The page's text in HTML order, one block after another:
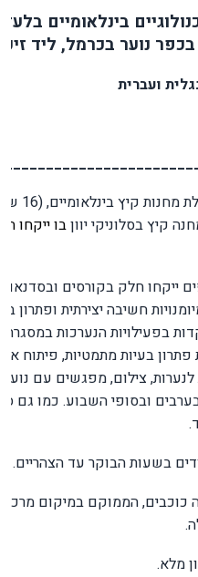
בינלאומיים
ועברית
קיץ בסלוניקי יווןבו ייקחו
ייקחו חלק בקורסים
חשיבה יצירתית ופתרון
בפעילויות הנערכות
בעיות מתמטיות, פיתוח
צילום, מפגשים עם
ובסופי השבוע. כמו גם
הממוקם במיקום מרכזי
.
מלא.